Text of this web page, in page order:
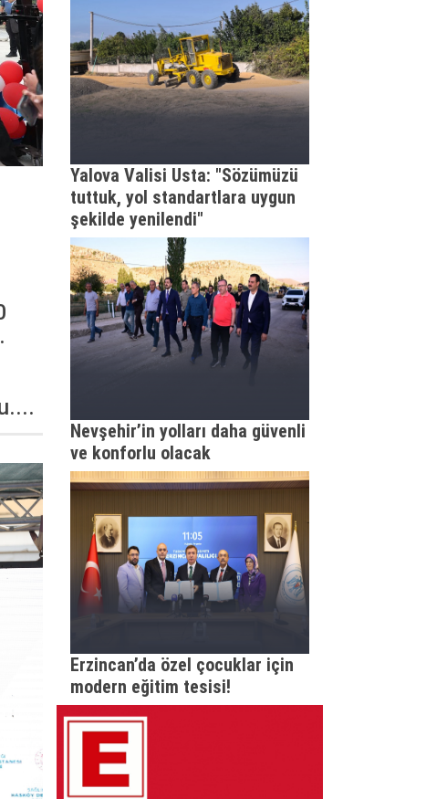
Yalova Valisi Usta: "Sözümüzü
tuttuk, yol standartlara uygun
şekilde yenilendi"
Nevşehir’in yolları daha güvenli
ve konforlu olacak
Erzincan’da özel çocuklar için
modern eğitim tesisi!